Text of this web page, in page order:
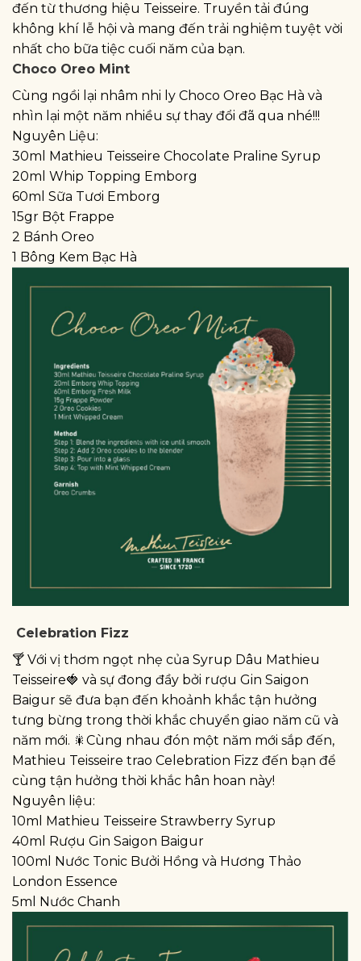
đến từ thương hiệu Teisseire. Truyền tải đúng
không khí lễ hội và mang đến trải nghiệm tuyệt vời
nhất cho bữa tiệc cuối năm của bạn.
Choco Oreo Mint
Cùng ngồi lại nhâm nhi ly Choco Oreo Bạc Hà và
nhìn lại một năm nhiều sự thay đổi đã qua nhé!!!
Nguyên Liệu:
30ml Mathieu Teisseire Chocolate Praline Syrup
20ml Whip Topping Emborg
60ml Sữa Tươi Emborg
15gr Bột Frappe
2 Bánh Oreo
1 Bông Kem Bạc Hà
Celebration Fizz
🍸 Với vị thơm ngọt nhẹ của Syrup Dâu Mathieu
Teisseire🍓 và sự đong đầy bởi rượu Gin Saigon
Baigur sẽ đưa bạn đến khoảnh khắc tận hưởng
tưng bừng trong thời khắc chuyển giao năm cũ và
năm mới. 🎇Cùng nhau đón một năm mới sắp đến,
Mathieu Teisseire trao Celebration Fizz đến bạn để
cùng tận hưởng thời khắc hân hoan này!
Nguyên liệu:
10ml Mathieu Teisseire Strawberry Syrup
40ml Rượu Gin Saigon Baigur
100ml Nước Tonic Bưởi Hồng và Hương Thảo
London Essence
5ml Nước Chanh